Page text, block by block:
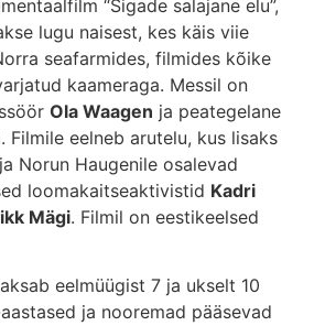
“Sigade salajane elu”,
lugu naisest, kes käis viie
seafarmides, filmides kõike
kaameraga. Messil on
Ola Waagen ja peategelane
. Filmile eelneb arutelu, kus lisaks
Norun Haugenile osalevad
loomakaitseaktivistid Kadri
Mägi. Filmil on eestikeelsed
eelmüügist 7 ja ukselt 10
ja nooremad pääsevad